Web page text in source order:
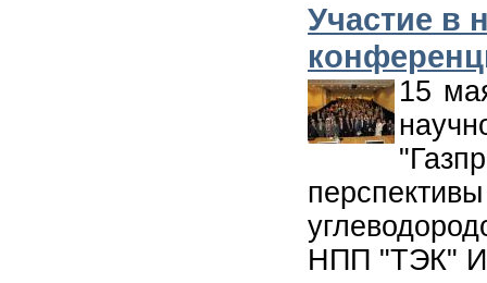
Участие в
15
НПП "ТЭК"